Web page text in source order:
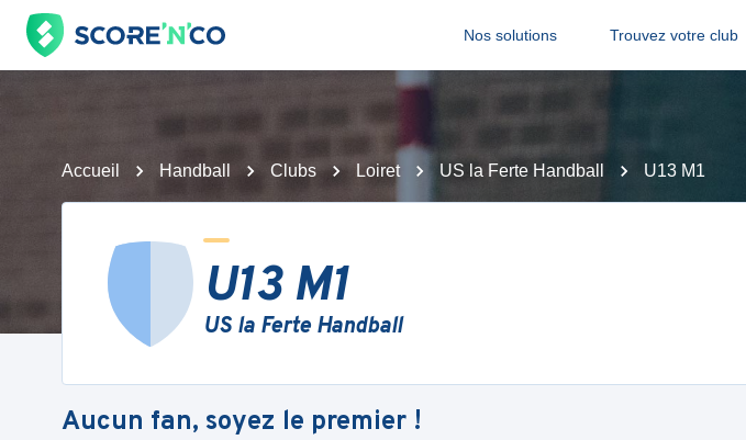
Nos solutions Trouvez votre club
Accueil Handball Clubs Loiret US la Ferte Handball U13 M1
U13 M1
US la Ferte Handball
Aucun fan, soyez le premier !